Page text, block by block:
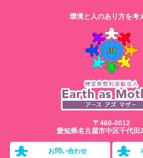
環境と人のあり方を考
〒460-0012
愛知県名古屋市中区千代田
お問い合わせ